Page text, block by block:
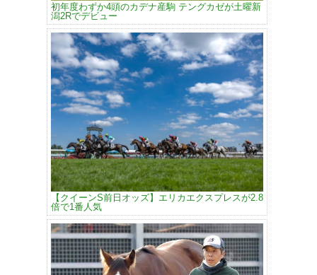
初年度わずか4頭のカデナ産駒 テングカゼが土曜新
潟2Rでデビュー
【クイーンS前日オッズ】エリカエクスプレスが2.8
倍で1番人気